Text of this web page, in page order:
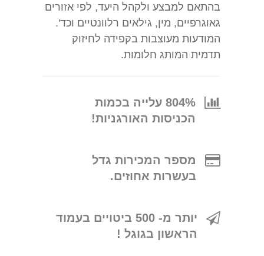
בהתאם למבצע ולקהל היעד, לפי אזורים
גאוגרפיים, מין, גילאים רלוונטיים וכד'.
המודעות מעוצבות בקפידה לחיזוק
תדמית המותג חלומות.
804% עלייה בכמות
הכניסות האורגניות!
מספר המכירות גדל
בעשרות אחוזים.
יותר מ- 500 ביטויים בעמוד
הראשון בגוגל !